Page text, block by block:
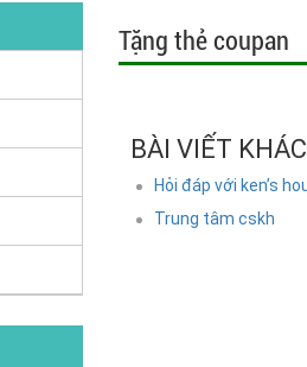
Tặng thẻ coupan
BÀI VIẾT KHÁC
Hỏi đáp với ken’s
Trung tâm cskh